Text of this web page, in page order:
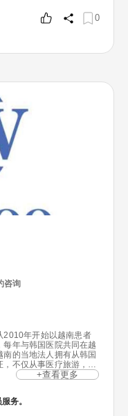
0
咨询
2010年开始以越南患者
年与韩国医院共同在越
的当地法人拥有从韩国
不仅从事医疗旅游，还
专业公司。从2010年到
修。
+查看更多
务。